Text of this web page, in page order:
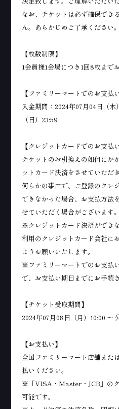
なお、チケットは必ず確保でき
ん。あらかじめご了承ください。
【枚数制限】
1会員様1会場につき1回8枚まで
【ファミリーマートでのお支払
入金期間：2024年07月04日（木
（日）23:59
【クレジットカードでのお支払
チケットのお引換えの如何にか
ットカード決済をさせていただき
何らかの事由で、ご登録のクレ
できなかった場合、お支払方法
せていただく場合がございます。
※クレジットカード決済ができ
利用のクレジットカード会社に
ようお願いいたします。
※ファミリーマートでのお支払
で、お支払い期日までにお手続
【チケット受取期間】
2024年07月08日（月）10:00 ～
【お支払い】
全国ファミリーマート店舗また
払いください。
※「VISA・Master・JCB」の
可能です。